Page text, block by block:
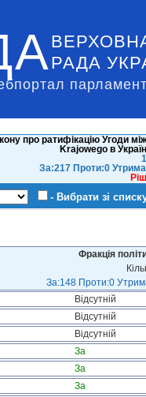
РАДА
про ратифікацію Угоди
Krajowego в
За:217 Проти:0
- Вибрати зі
Фракція
За:148 Проти:0
Відсутній
Відсутній
Відсутній
За
За
За